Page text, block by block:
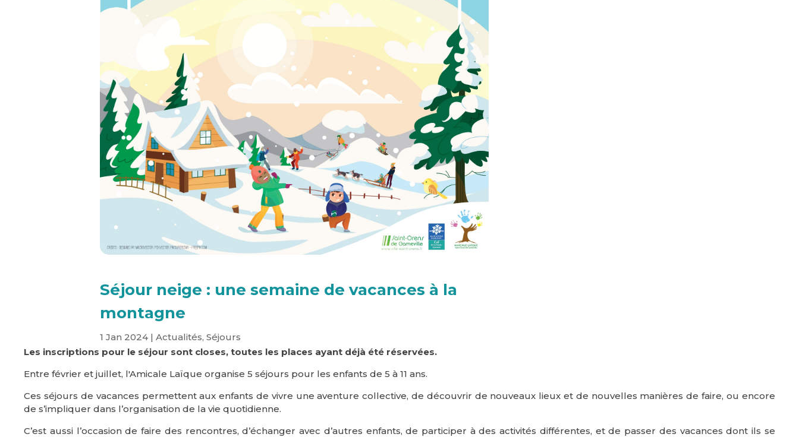
Séjour neige : une semaine de vacances à la
montagne
1 Jan 2024 | Actualités, Séjours
Les inscriptions pour le séjour sont closes, toutes les places ayant déjà été réservées.
Entre février et juillet, l'Amicale Laïque organise 5 séjours pour les enfants de 5 à 11 ans.
Ces séjours de vacances permettent aux enfants de vivre une aventure collective, de découvrir de nouveaux lieux et de nouvelles manières de faire, ou encore
de s’impliquer dans l’organisation de la vie quotidienne.
C’est aussi l’occasion de faire des rencontres, d’échanger avec d’autres enfants, de participer à des activités différentes, et de passer des vacances dont ils se